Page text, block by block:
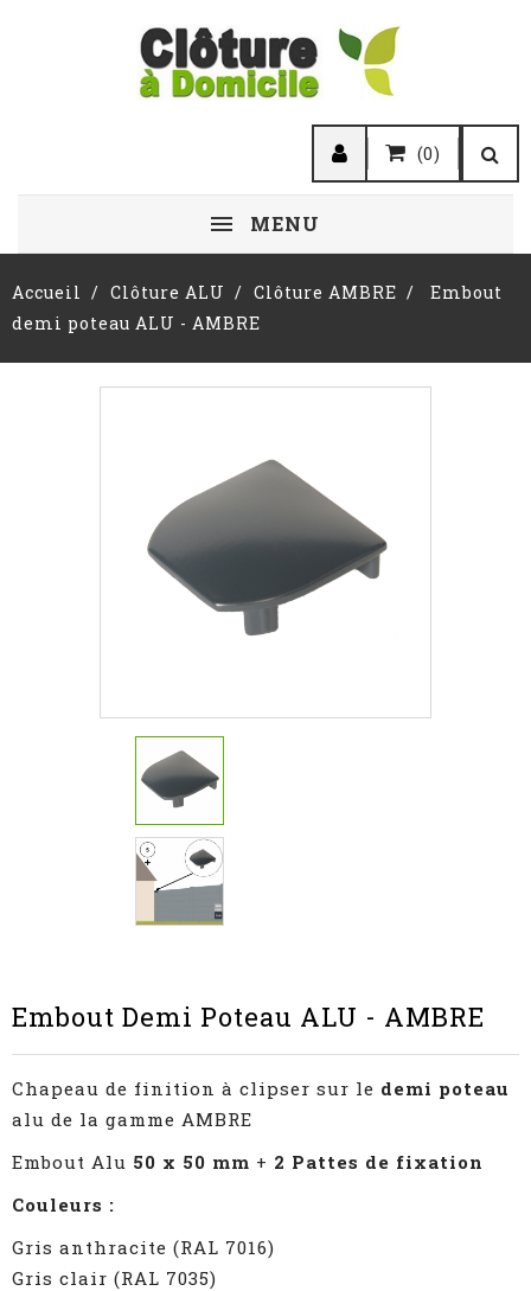
(0)
MENU
Accueil Clôture ALU Clôture AMBRE
Embout
demi poteau ALU - AMBRE
Embout Demi Poteau ALU - AMBRE
Chapeau de finition à clipser sur le demi poteau
alu de la gamme AMBRE
Embout Alu 50 x 50 mm + 2 Pattes de fixation
Couleurs :
Gris anthracite (RAL 7016)
Gris clair (RAL 7035)